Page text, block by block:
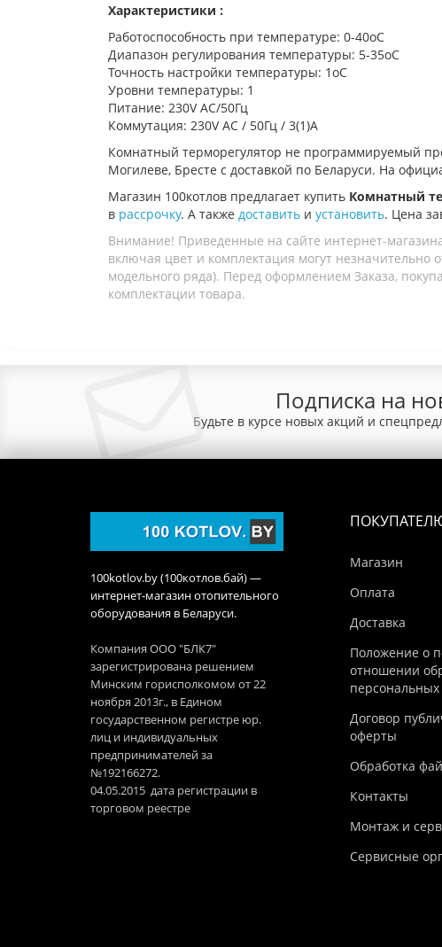
Характеристики :
Работоспособность при температуре: 0-40oC
Диапазон регулирования температуры: 5-35oC
Точность настройки температуры: 1oC
Уровни температуры: 1
Питание: 230V AC/50Гц
Коммутация: 230V AC / 50Гц / 3(1)A
Комнатный терморегулятор не программируемый
Могилеве, Бресте с доставкой по Беларуси. На
Магазин 100котлов предлагает купить Комнатный
в рассрочку. А также доставить и установить. Цена
Внимание! Приведенные на сайте интернет-
включая цвет и комплектация могут незначительно
модельного ряда). Перед оформлением Заказа,
комплектации товара.
Подписка на
Будьте в курсе новых акций и
100kotlov.by (100котлов.бай) —
интернет-магазин отопительного
оборудования в Беларуси.
Компания ООО "БЛК7"
зарегистрирована решением
Минским горисполкомом от 22
ноября 2013г., в Едином
государственном регистре юр.
лиц и индивидуальных
предпринимателей за
№192166272.
04.05.2015 дата регистрации в
торговом реестре
Магазин
Оплата
Доставка
Положение о
отношении
Договор
оферты
Обработка
Контакты
Монтаж и
Сервисные